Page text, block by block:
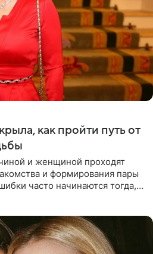
как пройти путь от
и женщиной проходят
и формирования пары
часто начинаются тогда,